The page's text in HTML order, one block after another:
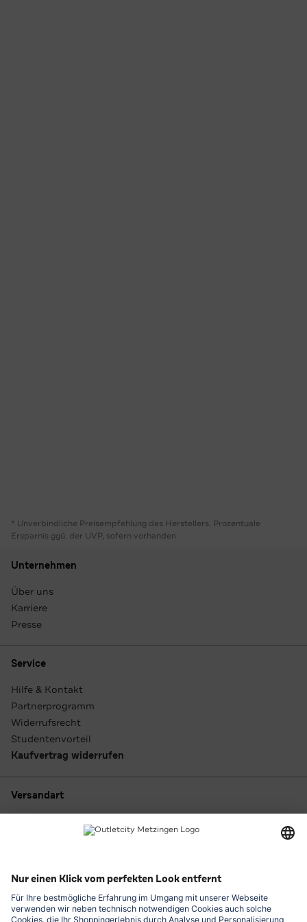
* Unverbindliche Preisempfehlung des Herstellers. Prozentuale
Ersparnis ggü. der UVP, sofern vorhanden
Unternehmen
Über uns
Karriere
Presse
Service
Hilfe & Kontakt
Partnerprogramm
Widerrufsrecht
Studentenvorteil
Kaufvertrag widerrufen
Versandart